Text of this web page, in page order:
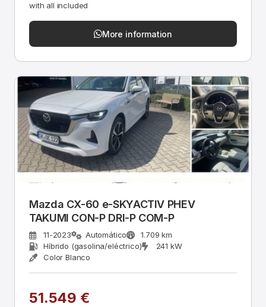
with all included
More information
Mazda CX-60 e-SKYACTIV PHEV
TAKUMI CON-P DRI-P COM-P
11-2023 Automático
1.709 km
Híbrido (gasolina/eléctrico)
241 kW
Color Blanco
51.549 €